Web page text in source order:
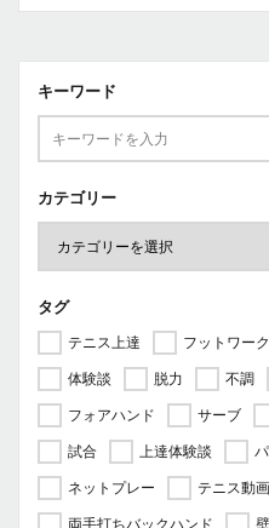
キーワード
カテゴリー
タグ
テニス上達 フットワーク
体験談
脱力 不調
フォアハンド
サーブ
試合
上達体験談
ネットプレー
テニス動画
両手打ちバックハンド